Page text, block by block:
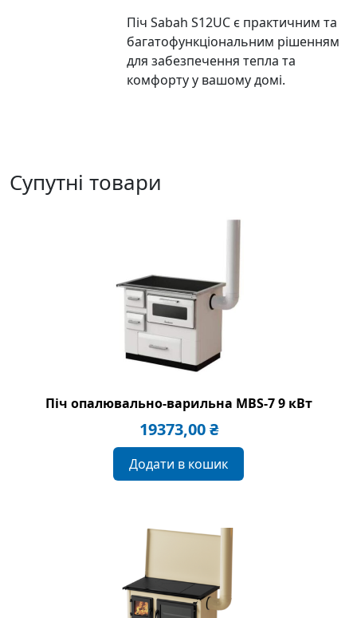
Піч Sabah S12UC є практичним та
багатофункціональним рішенням
для забезпечення тепла та
комфорту у вашому домі.
Супутні товари
Піч опалювально-варильна MBS-7 9 кВт
19373,00₴
Додати в кошик